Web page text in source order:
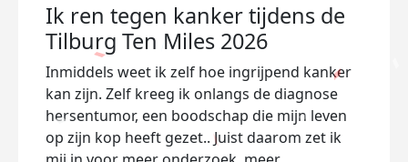
Ik ren tegen kanker tijdens de
Tilburg Ten Miles 2026
Inmiddels weet ik zelf hoe ingrijpend kanker
kan zijn. Zelf kreeg ik onlangs de diagnose
hersentumor, een boodschap die mijn leven
op zijn kop heeft gezet.. Juist daarom zet ik